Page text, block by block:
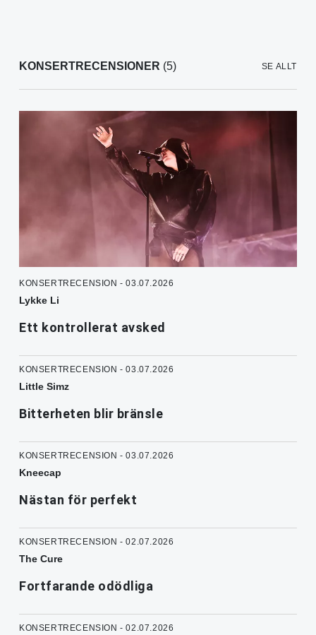
KONSERTRECENSIONER (5) SE ALLT
KONSERTRECENSION - 03.07.2026
Lykke Li
Ett kontrollerat avsked
KONSERTRECENSION - 03.07.2026
Little Simz
Bitterheten blir bränsle
KONSERTRECENSION - 03.07.2026
Kneecap
Nästan för perfekt
KONSERTRECENSION - 02.07.2026
The Cure
Fortfarande odödliga
KONSERTRECENSION - 02.07.2026